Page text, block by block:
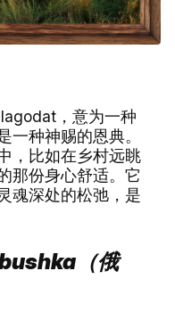
，意为一种
一种神赐的恩典。
，比如在乡村远眺
那份身心舒适。它
魂深处的松弛，是
（俄